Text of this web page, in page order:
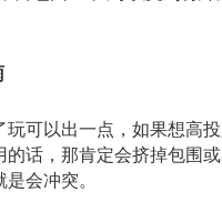
可以出一点，如果想高投
的话，那肯定会挤掉包围
会冲突。